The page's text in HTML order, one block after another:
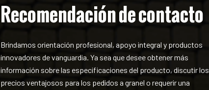
Recomendación de contacto
Brindamos orientación profesional, apoyo integral y productos
innovadores de vanguardia. Ya sea que desee obtener más
información sobre las especificaciones del producto, discutir los
precios ventajosos para los pedidos a granel o requerir una